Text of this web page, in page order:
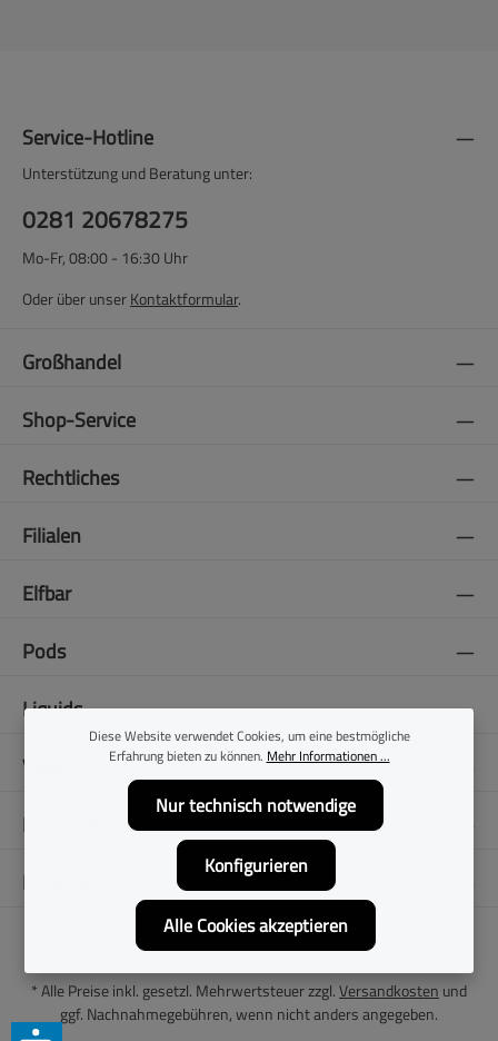
Service-Hotline
Unterstützung und Beratung unter:
0281 20678275
Mo-Fr, 08:00 - 16:30 Uhr
Oder über unserKontaktformular.
Großhandel
Shop-Service
Rechtliches
Filialen
Elfbar
Pods
Liquids
Vapes
E-Zigaretten
Folge uns
* Alle Preise inkl. gesetzl. Mehrwertsteuer zzgl.Versandkosten und
ggf. Nachnahmegebühren, wenn nicht anders angegeben.
Diese Website verwendet Cookies, um eine bestmögliche
Erfahrung bieten zu können. Mehr Informationen ...
Nur technisch notwendige
Konfigurieren
Alle Cookies akzeptieren